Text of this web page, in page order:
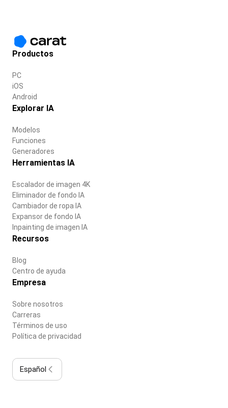
Productos
PC
iOS
Android
Explorar IA
Modelos
Funciones
Generadores
Herramientas IA
Escalador de imagen 4K
Eliminador de fondo IA
Cambiador de ropa IA
Expansor de fondo IA
Inpainting de imagen IA
Recursos
Blog
Centro de ayuda
Empresa
Sobre nosotros
Carreras
Términos de uso
Política de privacidad
Español